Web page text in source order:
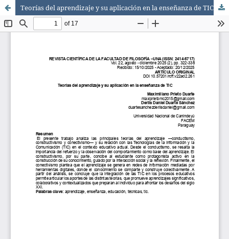
Teorías del aprendizaje y su aplicación en la enseñanza de TIC